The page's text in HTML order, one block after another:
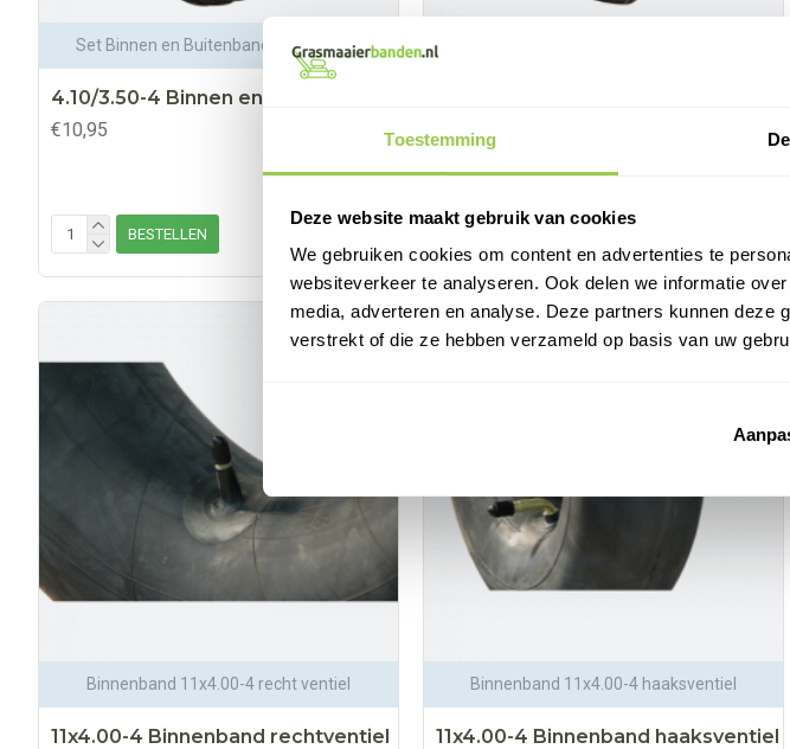
Toestemming
Deze website maakt gebruik van cookies
We gebruiken cookies om content en advertenties te
websiteverkeer te analyseren. Ook delen we informatie
media, adverteren en analyse. Deze partners kunnen deze
verstrekt of die ze hebben verzameld op basis van uw
Set Binnen en Buitenband 4.10/3.50-4
4.10/3.50-4 Binnen en Buitenband
€10,95
BESTELLEN
€16,95
Binnenband 11x4.00-4 recht ventiel
11x4.00-4 Binnenband rechtventiel
Binnenband 11x4.00-4 haaksventiel
11x4.00-4 Binnenband haaksventiel